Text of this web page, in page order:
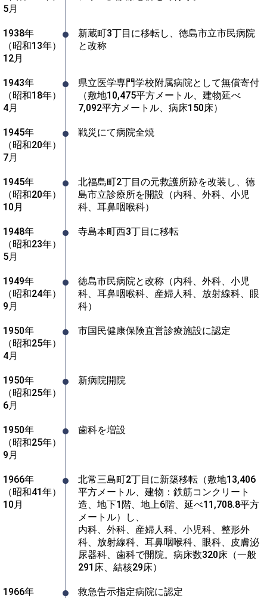
5月
1938年
（昭和13年）
12月
新蔵町3丁目に移転し、徳島市立市民病院
と改称
1943年
（昭和18年）
4月
県立医学専門学校附属病院として無償寄付
（敷地10,475平方メートル、建物延べ
7,092平方メートル、病床150床）
1945年
（昭和20年）
7月
戦災にて病院全焼
1945年
（昭和20年）
10月
北福島町2丁目の元救護所跡を改装し、徳
島市立診療所を開設（内科、外科、小児
科、耳鼻咽喉科）
1948年
（昭和23年）
5月
寺島本町西3丁目に移転
1949年
（昭和24年）
9月
徳島市民病院と改称（内科、外科、小児
科、耳鼻咽喉科、産婦人科、放射線科、眼
科）
1950年
（昭和25年）
4月
市国民健康保険直営診療施設に認定
1950年
（昭和25年）
6月
新病院開院
1950年
（昭和25年）
9月
歯科を増設
1966年
（昭和41年）
北常三島町2丁目に新築移転（敷地13,406
平方メートル、建物：鉄筋コンクリート
造、地下1階、地上6階、延べ11,708.8平方
メートル）し、
内科、外科、産婦人科、小児科、整形外
科、放射線科、耳鼻咽喉科、眼科、皮膚泌
尿器科、歯科で開院。病床数320床（一般
291床、結核29床）
1966年
救急告示指定病院に認定